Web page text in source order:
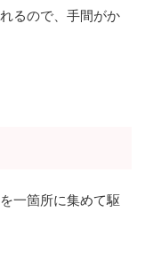
るので、手間がか
一箇所に集めて駆